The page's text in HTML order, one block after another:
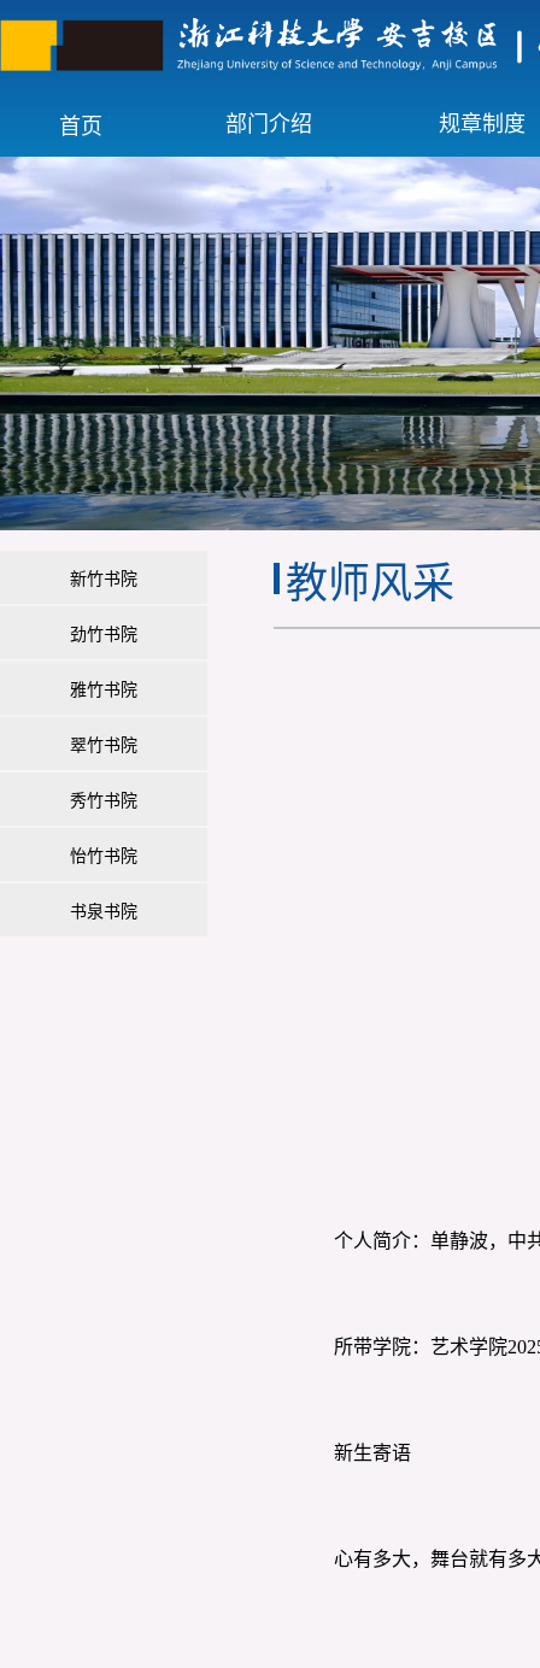
首页
部门介绍
中心简介
岗位职责
规章制度
新竹书院
劲竹书院
雅竹书院
翠竹书院
秀竹书院
怡竹书院
书泉书院
教师风采
个人简介：单静波，中
所带学院：艺术学院
新生寄语
心有多大，舞台就有多